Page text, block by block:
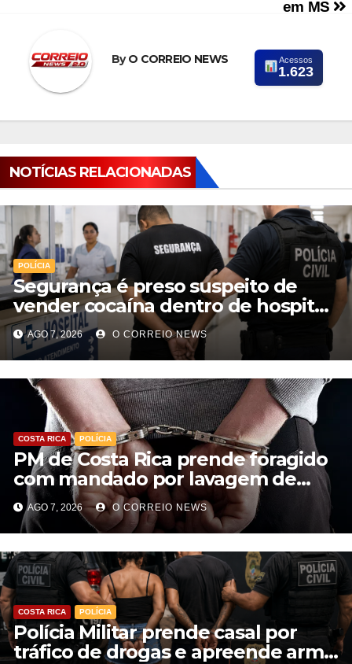
em MS
ByO CORREIO NEWS Acessos
1.623
NOTÍCIAS RELACIONADAS
POLÍCIA
Segurança é preso suspeito de
vender cocaína dentro de hospital
e atuar para facção em Cassilândia
AGO 7, 2026 O CORREIO NEWS
COSTA RICA POLÍCIA
PM de Costa Rica prende foragido
com mandado por lavagem de
dinheiro e estelionato
AGO 7, 2026 O CORREIO NEWS
COSTA RICA POLÍCIA
Polícia Militar prende casal por
tráfico de drogas e apreende arma